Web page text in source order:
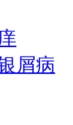
屑病